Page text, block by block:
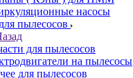
насосы
пылесосов
для пылесосов
на пылесосы
для пылесосов